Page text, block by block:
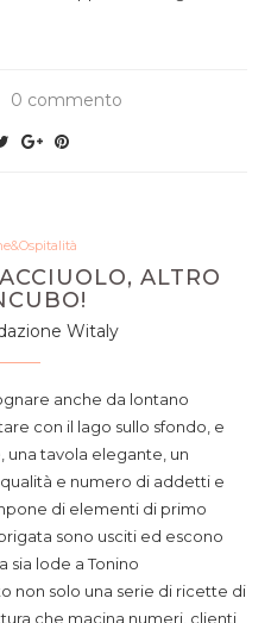
0 commento
ALTRO
Witaly
anche da lontano
con il lago sullo sfondo, e
una tavola elegante, un
e numero di addetti e
di elementi di primo
sono usciti ed escono
sia lode a Tonino
non solo una serie di ricette di
che macina numeri, clienti